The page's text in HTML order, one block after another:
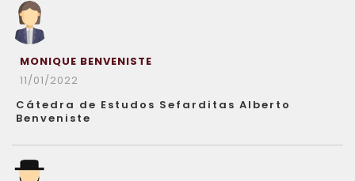
MONIQUE BENVENISTE
11/01/2022
Cátedra de Estudos Sefarditas Alberto
Benveniste